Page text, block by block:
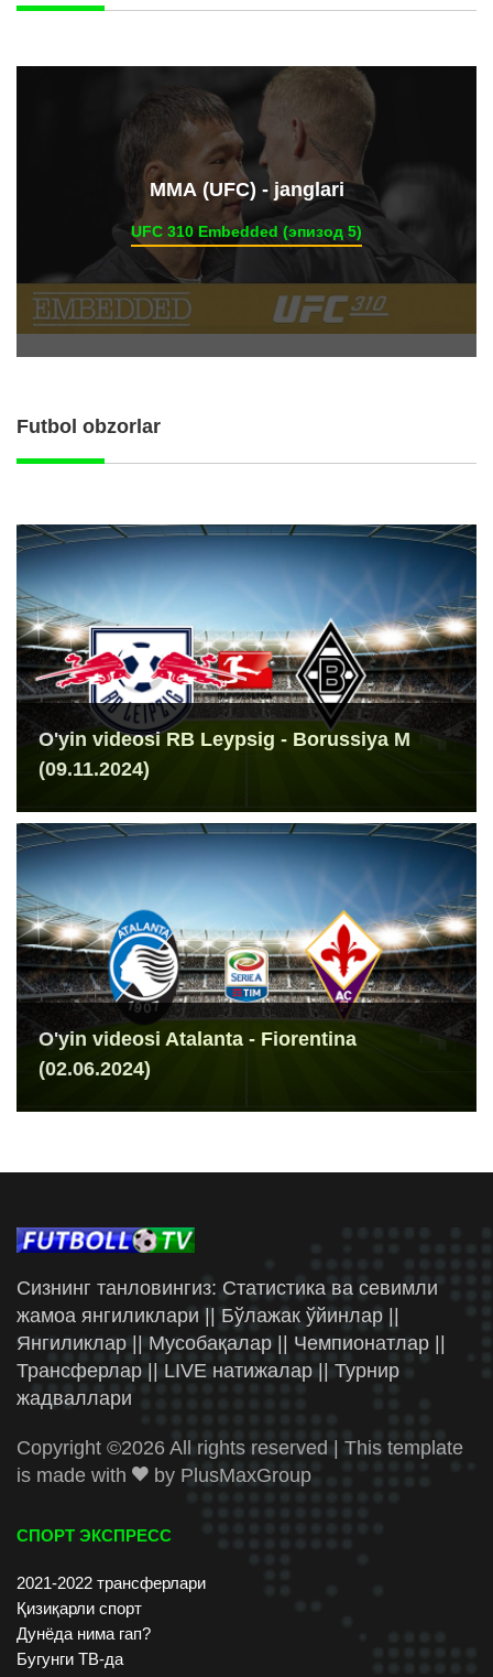
ММА (UFC) - janglari
UFC 310 Embedded (эпизод 5)
Futbol obzorlar
O'yin videosi RB Leypsig - Borussiya M
(09.11.2024)
O'yin videosi Atalanta - Fiorentina
(02.06.2024)
Сизнинг танловингиз: Статистика ва севимли
жамоа янгиликлари || Бўлажак ўйинлар ||
Янгиликлар || Мусобақалар || Чемпионатлар ||
Трансферлар || LIVE натижалар || Турнир
жадваллари
Copyright ©2026 All rights reserved | This template
is made with
by PlusMaxGroup
СПОРТ ЭКСПРЕСС
2021-2022 трансферлари
Қизиқарли спорт
Дунёда нима гап?
Бугунги ТВ-да